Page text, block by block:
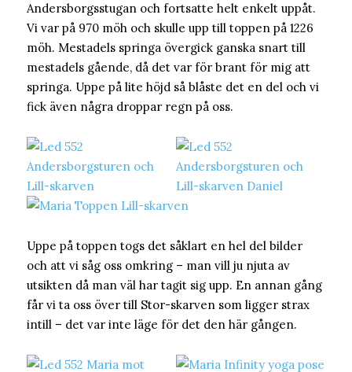
Andersborgsstugan och fortsatte helt enkelt uppåt.
Vi var på 970 möh och skulle upp till toppen på 1226
möh. Mestadels springa övergick ganska snart till
mestadels gående, då det var för brant för mig att
springa. Uppe på lite höjd så blåste det en del och vi
fick även några droppar regn på oss.
Uppe på toppen togs det såklart en hel del bilder
och att vi såg oss omkring – man vill ju njuta av
utsikten då man väl har tagit sig upp. En annan gång
får vi ta oss över till Stor-skarven som ligger strax
intill – det var inte läge för det den här gången.